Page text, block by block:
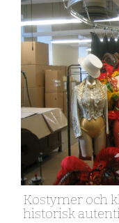
Kostymer och
historisk